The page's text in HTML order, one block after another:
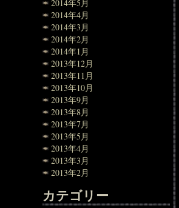
2014年5月
2014年4月
2014年3月
2014年2月
2014年1月
2013年12月
2013年11月
2013年10月
2013年9月
2013年8月
2013年7月
2013年5月
2013年4月
2013年3月
2013年2月
カテゴリー